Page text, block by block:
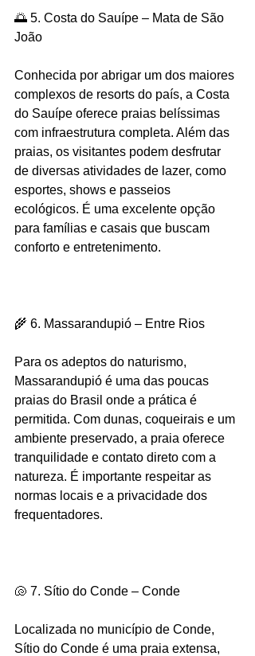
🌅 5. Costa do Sauípe – Mata de São
João
Conhecida por abrigar um dos maiores
complexos de resorts do país, a Costa
do Sauípe oferece praias belíssimas
com infraestrutura completa. Além das
praias, os visitantes podem desfrutar
de diversas atividades de lazer, como
esportes, shows e passeios
ecológicos. É uma excelente opção
para famílias e casais que buscam
conforto e entretenimento.
🌾 6. Massarandupió – Entre Rios
Para os adeptos do naturismo,
Massarandupió é uma das poucas
praias do Brasil onde a prática é
permitida. Com dunas, coqueirais e um
ambiente preservado, a praia oferece
tranquilidade e contato direto com a
natureza. É importante respeitar as
normas locais e a privacidade dos
frequentadores.
🐚 7. Sítio do Conde – Conde
Localizada no município de Conde,
Sítio do Conde é uma praia extensa,